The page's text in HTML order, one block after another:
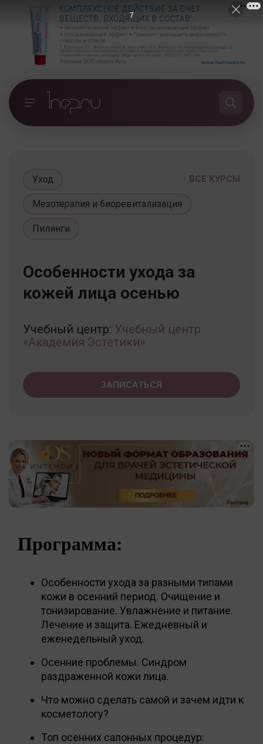
ВСЕ КУРСЫ
Уход
Мезотерапия и биоревитализация
Пилинги
Особенности ухода за
кожей лица осенью
Учебный центр: Учебный центр
«Академия Эстетики»
ЗАПИСАТЬСЯ
Программа:
Особенности ухода за разными типами
кожи в осенний период. Очищение и
тонизирование. Увлажнение и питание.
Лечение и защита. Ежедневный и
еженедельный уход.
Осенние проблемы. Синдром
раздраженной кожи лица.
Что можно сделать самой и зачем идти к
косметологу?
Топ осенних салонных процедур:
7